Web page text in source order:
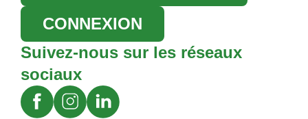
CONNEXION
Suivez-nous sur les réseaux
sociaux